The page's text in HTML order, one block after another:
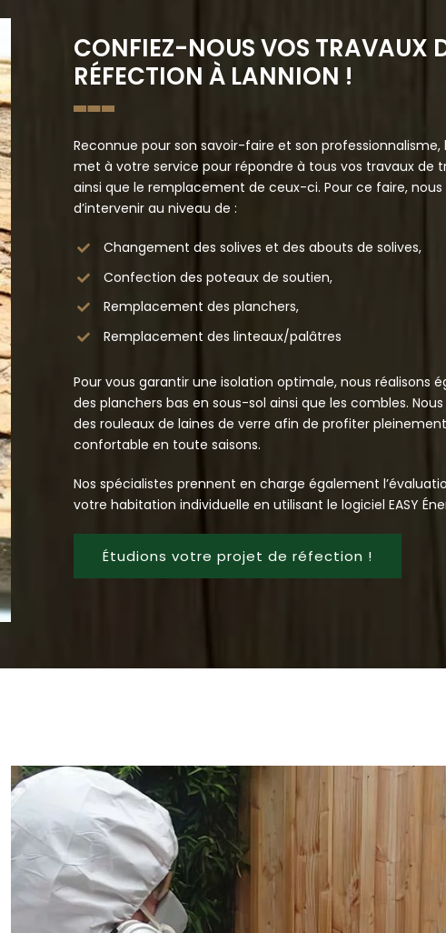
CONFIEZ-NOUS VOS TRAVAUX
RÉFECTION À LANNION !
Reconnue pour son savoir-faire et son professionnalisme,
met à votre service pour répondre à tous vos travaux de
ainsi que le remplacement de ceux-ci. Pour ce faire,
d’intervenir au niveau de :
Changement des solives et des abouts de solives,
Confection des poteaux de soutien,
Remplacement des planchers,
Remplacement des linteaux/palâtres
Pour vous garantir une isolation optimale, nous réalisons
des planchers bas en sous-sol ainsi que les combles.
des rouleaux de laines de verre afin de profiter
confortable en toute saisons.
Nos spécialistes prennent en charge également
votre habitation individuelle en utilisant le logiciel EASY
Étudions votre projet de réfection !